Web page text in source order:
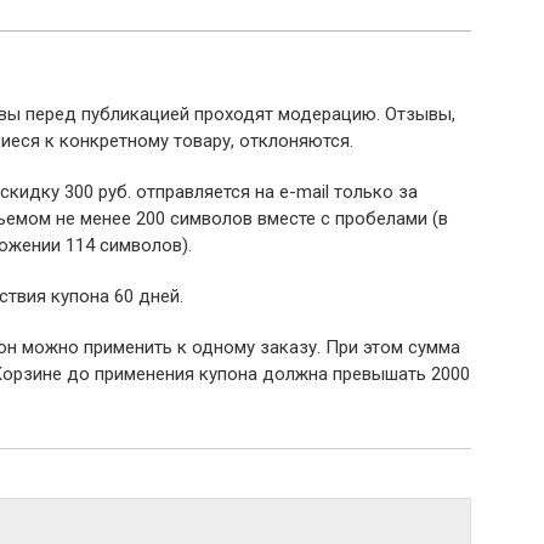
перед публикацией проходят модерацию. Отзывы,
к конкретному товару, отклоняются.
300 руб. отправляется на e-mail только за
не менее 200 символов вместе с пробелами (в
114 символов).
купона 60 дней.
можно применить к одному заказу. При этом сумма
до применения купона должна превышать 2000